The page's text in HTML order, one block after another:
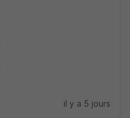
il y a 5 jours